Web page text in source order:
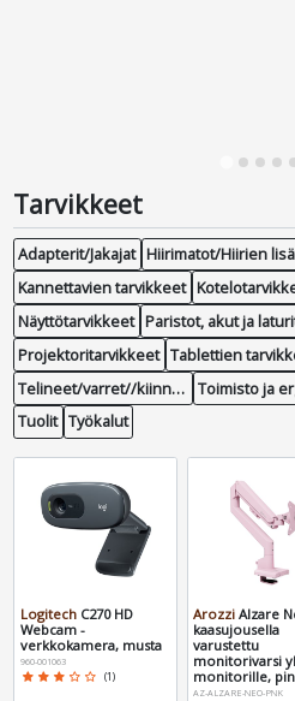
Tarvikkeet
Adapterit/Jakajat
Kannettavien tarvikkeet
Näyttötarvikkeet Paristot, akut ja
Projektoritarvikkeet Tablettien
Telineet/varret//kiinnikkeet
Toimisto ja
Tuolit Työkalut
Logitech C270 HD
Webcam -
verkkokamera, musta
960-001063
star star star star_border star_border (1)
Arozzi Alzare
kaasujousella
varustettu
monitorivarsi
monitorille,
AZ-ALZARE-NEO-PNK